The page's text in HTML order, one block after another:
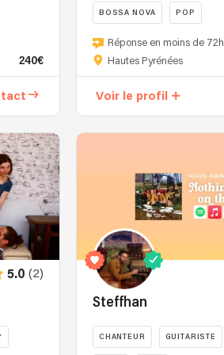
avec
Latino",
un
musical
percussions
créer
un
mariage
sonore
Lors
de
240€
BOSSA NOVA POP
Composé
d'une
bassiste-
envoutante
d'un
guitariste
acoustique
aguerri,
ces
passionnés
vous
Réponse en moins de 72h
Hautes Pyrénées
Voir le profil
5.0 (2)
Steffhan
CHANTEUR GUITARISTE